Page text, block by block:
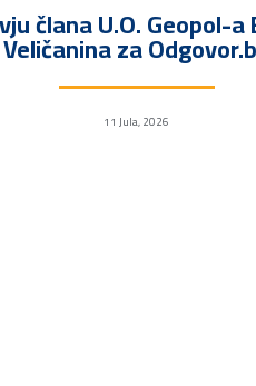
člana U.O. Geopol-a
Veličanina za
11 Jula, 2026